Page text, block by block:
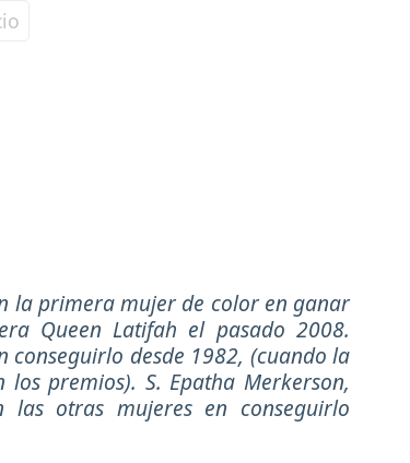
la primera mujer de color en ganar
Queen Latifah el pasado 2008.
conseguirlo desde 1982, (cuando la
premios). S. Epatha Merkerson,
otras mujeres en conseguirlo